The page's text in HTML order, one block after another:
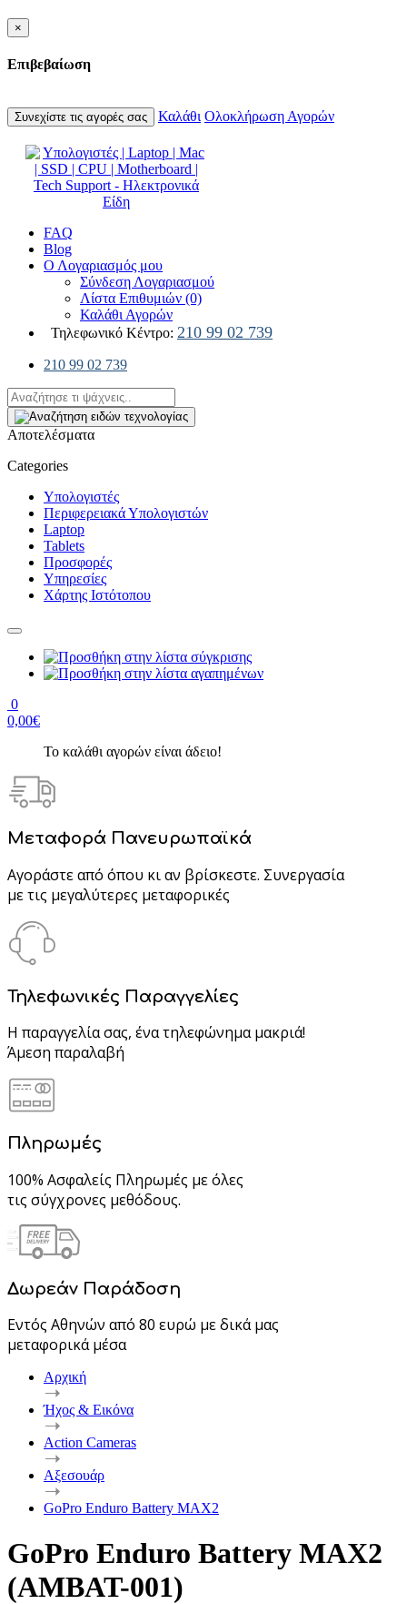
×
Επιβεβαίωση
Συνεχίστε τις αγορές σας Καλάθι Ολοκλήρωση Αγορών
FAQ
Blog
Ο Λογαριασμός μου
Σύνδεση Λογαριασμού
Λίστα Επιθυμιών (0)
Καλάθι Αγορών
Τηλεφωνικό Κέντρο: 210 99 02 739
210 99 02 739
Αποτελέσματα
Categories
Υπολογιστές
Περιφερειακά Υπολογιστών
Laptop
Tablets
Προσφορές
Υπηρεσίες
Χάρτης Ιστότοπου
0
0,00€
Το καλάθι αγορών είναι άδειο!
Μεταφορά Πανευρωπαϊκά
Αγοράστε από όπου κι αν βρίσκεστε. Συνεργασία
με τις μεγαλύτερες μεταφορικές
Τηλεφωνικές Παραγγελίες
Η παραγγελία σας, ένα τηλεφώνημα μακριά!
Άμεση παραλαβή
Πληρωμές
100% Ασφαλείς Πληρωμές με όλες
τις σύγχρονες μεθόδους.
Δωρεάν Παράδοση
Εντός Αθηνών από 80 ευρώ με δικά μας
μεταφορικά μέσα
Αρχική
Ήχος & Εικόνα
Action Cameras
Αξεσουάρ
GoPro Enduro Battery MAX2
GoPro Enduro Battery MAX2
(AMBAT-001)